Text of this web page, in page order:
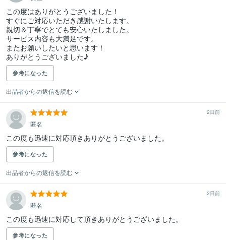
この度はありがとうございました！
すぐにご対応いただき感謝いたします。
親切＆丁寧でとても安心いたしました。
サービス内容も大満足です。
またお願いしたいと思います！
ありがとうございました♪
参考になった
出品者からの返信を読む
2日前
匿名
この度も迅速に対応頂きありがとうございました。
参考になった
出品者からの返信を読む
2日前
匿名
この度も迅速に対応して頂きありがとうございました。
参考になった